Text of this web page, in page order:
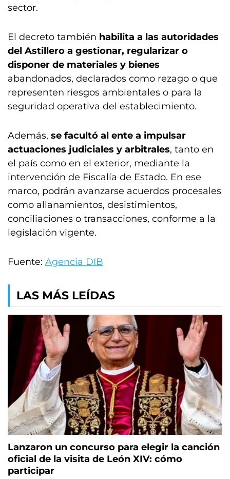
sector.
El decreto también habilita a las autoridades
del Astillero a gestionar, regularizar o
disponer de materiales y bienes
abandonados, declarados como rezago o que
representen riesgos ambientales o para la
seguridad operativa del establecimiento.
Además, se facultó al ente a impulsar
actuaciones judiciales y arbitrales, tanto en
el país como en el exterior, mediante la
intervención de Fiscalía de Estado. En ese
marco, podrán avanzarse acuerdos procesales
como allanamientos, desistimientos,
conciliaciones o transacciones, conforme a la
legislación vigente.
Fuente: Agencia DIB
LAS MÁS LEÍDAS
Lanzaron un concurso para elegir la canción
oficial de la visita de León XIV: cómo
participar